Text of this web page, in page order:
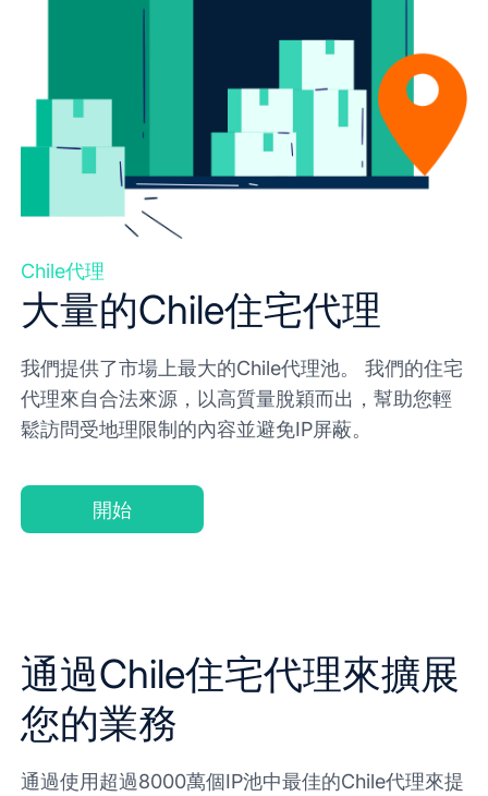
Chile代理
大量的Chile住宅代理
我們提供了市場上最大的Chile代理池。 我們的住宅
代理來自合法來源，以高質量脫穎而出，幫助您輕
鬆訪問受地理限制的內容並避免IP屏蔽。
開始
通過Chile住宅代理來擴展
您的業務
通過使用超過8000萬個IP池中最佳的Chile代理來提